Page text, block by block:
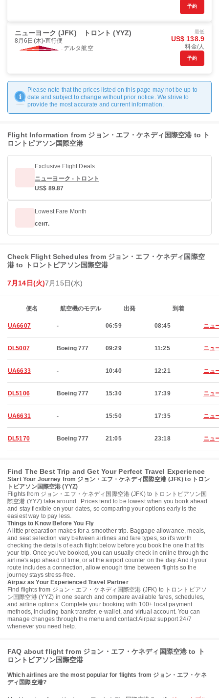
予約
ニューヨーク (JFK) トロント (YYZ)
8月6日(木) 直行便
デルタ航空
最低
US$ 138.9
料金/人
予約
Please note that the prices listed on this page may not be up to
date and subject to change without prior notice. We strive to
provide the most accurate and current information.
Flight Information from ジョン・エフ・ケネディ国際空港 to ト
ロントピアソン国際空港
Exclusive Flight Deals
ニューヨーク - トロント
US$ 89.87
Lowest Fare Month
сент.
Check Flight Schedules from ジョン・エフ・ケネディ国際空
港 to トロントピアソン国際空港
7月14日(火)7月15日(水)
便名 航空機のモデル 出発 到着
UA6607 - 06:59 08:45 ニュ
DL5007 Boeing 777 09:29 11:25 ニュ
UA6633 - 10:40 12:21 ニュ
DL5106 Boeing 777 15:30 17:39 ニュ
UA6631 - 15:50 17:35 ニュ
DL5170 Boeing 777 21:05 23:18 ニュ
Find The Best Trip and Get Your Perfect Travel Experience
Start Your Journey from ジョン・エフ・ケネディ国際空港 (JFK) to トロン
トピアソン国際空港 (YYZ)
Flights from ジョン・エフ・ケネディ国際空港 (JFK) to トロントピアソン国
際空港 (YYZ) take around . Prices tend to be lowest when you book ahead
and stay flexible on your dates, so comparing your options early is the
easiest way to pay less.
Things to Know Before You Fly
A little preparation makes for a smoother trip. Baggage allowance, meals,
and seat selection vary between airlines and fare types, so it's worth
checking the details of each flight below before you book the one that fits
your trip. Once you've booked, you can usually check in online through the
airline's app ahead of time, or at the airport counter on the day. And if your
route includes a connection, allow enough time between flights so the
journey stays stress-free.
Airpaz as Your Experienced Travel Partner
Find flights from ジョン・エフ・ケネディ国際空港 (JFK) to トロントピアソ
ン国際空港 (YYZ) in one search and compare available fares, schedules,
and airline options. Complete your booking with 100+ local payment
methods, including bank transfer, e-wallet, and virtual account. You can
manage changes through the menu and contact Airpaz support 24/7
whenever you need help.
FAQ about flight from ジョン・エフ・ケネディ国際空港 to ト
ロントピアソン国際空港
Which airlines are the most popular for flights from ジョン・エフ・ケネ
ディ国際空港?